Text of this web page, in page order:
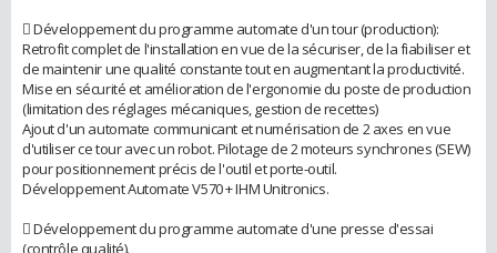
 Développement du programme automate d'un tour (production):
Retrofit complet de l'installation en vue de la sécuriser, de la fiabiliser et
de maintenir une qualité constante tout en augmentant la productivité.
Mise en sécurité et amélioration de l'ergonomie du poste de production
(limitation des réglages mécaniques, gestion de recettes)
Ajout d'un automate communicant et numérisation de 2 axes en vue
d'utiliser ce tour avec un robot. Pilotage de 2 moteurs synchrones (SEW)
pour positionnement précis de l'outil et porte-outil.
Développement Automate V570 + IHM Unitronics.
 Développement du programme automate d'une presse d'essai
(contrôle qualité).